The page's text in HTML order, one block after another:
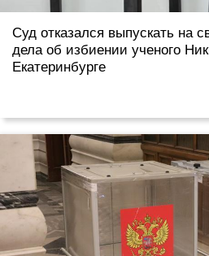
Суд отказался выпускать на
дела об избиении ученого
Екатеринбурге